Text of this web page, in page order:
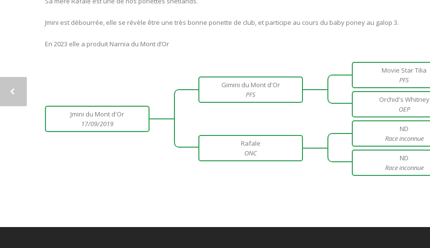
Jmini est débourrée, elle se révèle être une très bonne ponette de club, et participe au cours du baby poney au galop 3.
En 2023 elle a produit Narnia du Mont d’Or
Jmini du Mont d'Or
17/09/2019
Gimini du Mont d'Or
PFS
Movie Star Tilia
PFS
Orchid's Whitney
OEP
Rafale
ONC
ND
Race inconnue
ND
Race inconnue